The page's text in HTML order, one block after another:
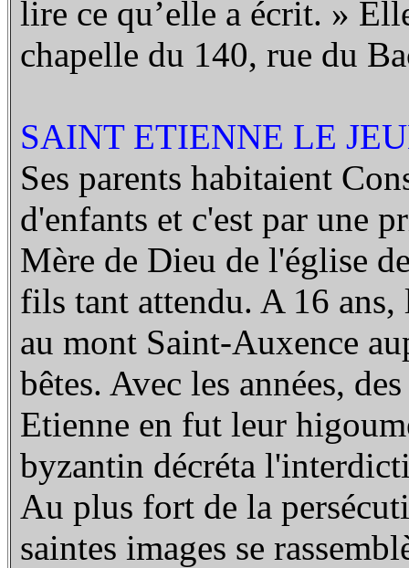
lire ce qu’elle a écrit. »
chapelle du 140, rue du
SAINT ETIENNE LE
Ses parents habitaient
d'enfants et c'est par une
Mère de Dieu de l'église
fils tant attendu. A 16
au mont Saint-Auxence
bêtes. Avec les années,
Etienne en fut leur
byzantin décréta
Au plus fort de la
saintes images se